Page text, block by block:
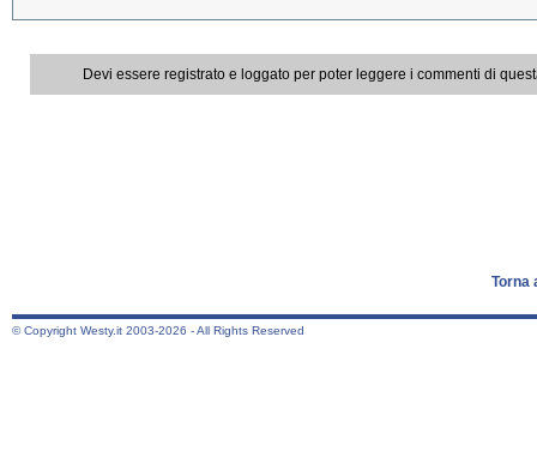
Devi essere registrato e loggato per poter leggere i commenti di
Torna
© Copyright Westy.it 2003-2026 - All Rights Reserved